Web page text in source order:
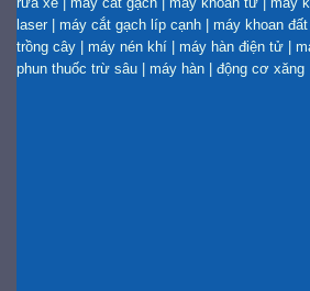
laser | máy cắt gạch líp cạnh | máy khoan
trồng cây | máy nén khí | máy hàn điện tử |
phun thuốc trừ sâu | máy hàn | động cơ xăng